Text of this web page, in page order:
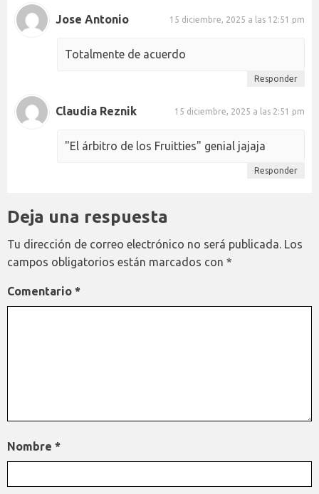
Jose Antonio 15 diciembre, 2025 a las 12:51 pm
Totalmente de acuerdo
Responder
Claudia Reznik 15 diciembre, 2025 a las 2:51 pm
"El árbitro de los Fruitties" genial jajaja
Responder
Deja una respuesta
Tu dirección de correo electrónico no será publicada. Los
campos obligatorios están marcados con *
Comentario *
Nombre *